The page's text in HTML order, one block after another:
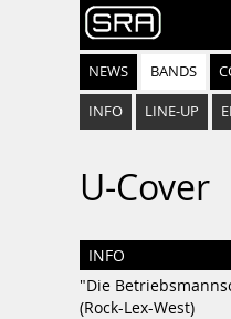
NEWS BANDS
INFO LINE-UP
U-Cover
INFO
"Die
(Rock-Lex-West)